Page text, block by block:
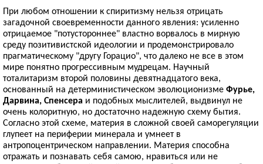
При любом отношении к спиритизму нельзя отрицать
загадочной своевременности данного явления: усиленно
отрицаемое "потустороннее" властно ворвалось в мирную
среду позитивистской идеологии и продемонстрировало
прагматическому "другу Горацио", что далеко не все в этом
мире понятно прогрессивным мудрецам. Научный
тоталитаризм второй половины девятнадцатого века,
основанный на детерминистическом эволюционизме Фурье,
Дарвина, Спенсера и подобных мыслителей, выдвинул не
очень колоритную, но достаточно надежную схему бытия.
Согласно этой схеме, материя в сложной своей саморегуляции
глупеет на периферии минерала и умнеет в
антропоцентрическом направлении. Материя способна
отражать и познавать себя самою, нравиться или не